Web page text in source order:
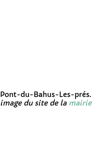
Pont-du-Bahus-Les-prés.
image du site de la mairie